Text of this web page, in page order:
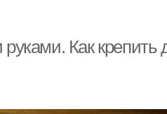
Как крепить